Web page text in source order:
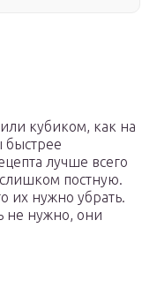
кубиком, как на
быстрее
лучше всего
постную.
их нужно убрать.
не нужно, они